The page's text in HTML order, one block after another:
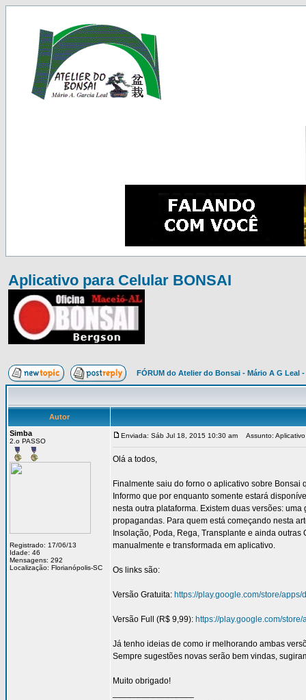
Aplicativo para Celular BONSAI
FÓRUM do Atelier do Bonsai - Mário A G Leal
Autor
Simba
2.o PASSO
Registrado: 17/06/13
Idade: 46
Mensagens: 292
Localização: Florianópolis-SC
Enviada: Sáb Jul 18, 2015 10:30 am Assunto:
Olá a todos,
Finalmente saiu do forno o aplicativo sobre
Informo que por enquanto somente estará
nesta outra plataforma. Existem duas versões:
propagandas. Para quem está começando nesta
Insolação, Poda, Rega, Transplante e ainda
manualmente e transformada em aplicativo.
Os links são:
Versão Gratuita: https://play.google.com/store/
Versão Full (R$ 9,99): https://play.google.com/
Já tenho ideias de como ir melhorando ambas
Sempre sugestões novas serão bem vindas,
Muito obrigado!